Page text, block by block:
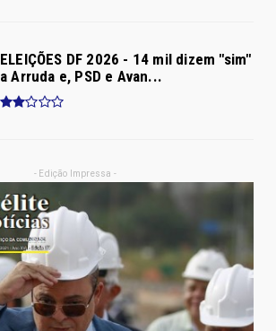
ELEIÇÕES DF 2026 - 14 mil dizem "sim"
a Arruda e, PSD e Avan...
- Edição Impressa -